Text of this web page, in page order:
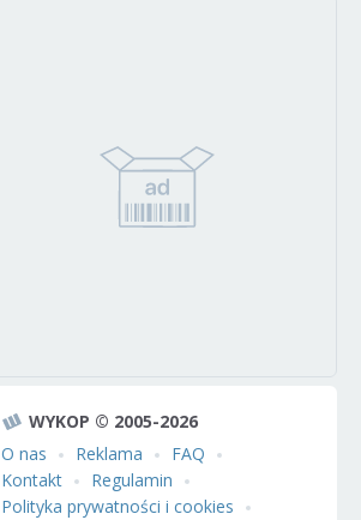
WYKOP © 2005-2026
O nas
Reklama
FAQ
Kontakt
Regulamin
Polityka prywatności i cookies